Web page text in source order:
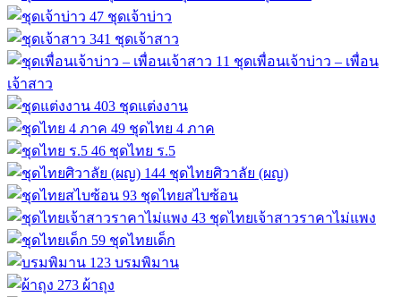
47 ชุดเจ้าบ่าว
341 ชุดเจ้าสาว
11 ชุดเพื่อนเจ้าบ่าว – เพื่อน
เจ้าสาว
403 ชุดแต่งงาน
49 ชุดไทย 4 ภาค
46 ชุดไทย ร.5
144 ชุดไทยศิวาลัย (ผญ)
93 ชุดไทยสไบซ้อน
43 ชุดไทยเจ้าสาวราคาไม่แพง
59 ชุดไทยเด็ก
123 บรมพิมาน
273 ผ้าถุง